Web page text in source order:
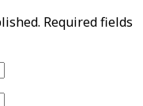
Required fields